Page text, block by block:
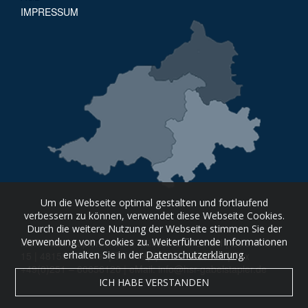
Still Gabelstapler kaufen
Stöcklin Gabelstapler kaufen
Yale Gabelstapler kaufen
Zeppelin Gabelstapler kaufen
IMPRESSUM
HSR Gabelstaplerzentrum Münsterland GmbH | Eulerstraße
15 | 48155 Münster | Tel +49(0)251 – 6065610 | Fax
+49(0)251 – 60656120 | eMail: info@hsr-gabelstapler.de
Um die Webseite optimal gestalten und fortlaufend
verbessern zu können, verwendet diese Webseite Cookies.
Durch die weitere Nutzung der Webseite stimmen Sie der
Verwendung von Cookies zu. Weiterführende Informationen
erhalten Sie in der Datenschutzerklärung.
ICH HABE VERSTANDEN